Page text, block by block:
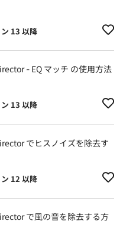
13 以降
- EQ マッチ の使用方法
13 以降
でヒスノイズを除去す
12 以降
で風の音を除去する方